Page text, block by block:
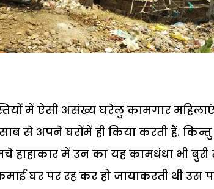
में ऐसी असंख्य घरेलु कामगार
से अपने घरोंमें ही किया करती हैं. किन्तु
में उन का यह कामधंधा भी बुरी
घर पर रह कर हो जायाकरती थी उस